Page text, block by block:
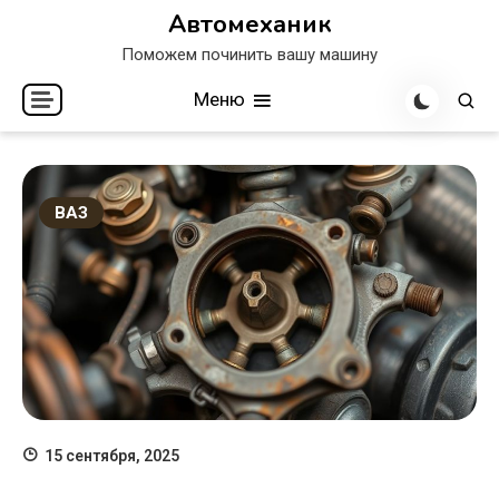
Автомеханик
Поможем починить вашу машину
Меню
ВАЗ
15 сентября, 2025